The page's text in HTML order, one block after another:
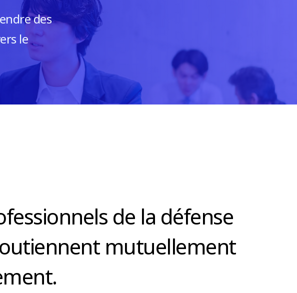
des
le
de la défense
mutuellement